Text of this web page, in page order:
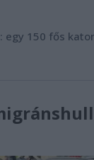
150 fős